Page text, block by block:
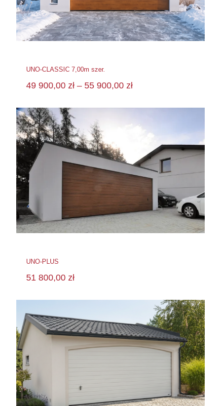
UNO-CLASSIC 7,00m szer.
49 900,00 zł – 55 900,00 zł
UNO-PLUS
51 800,00 zł